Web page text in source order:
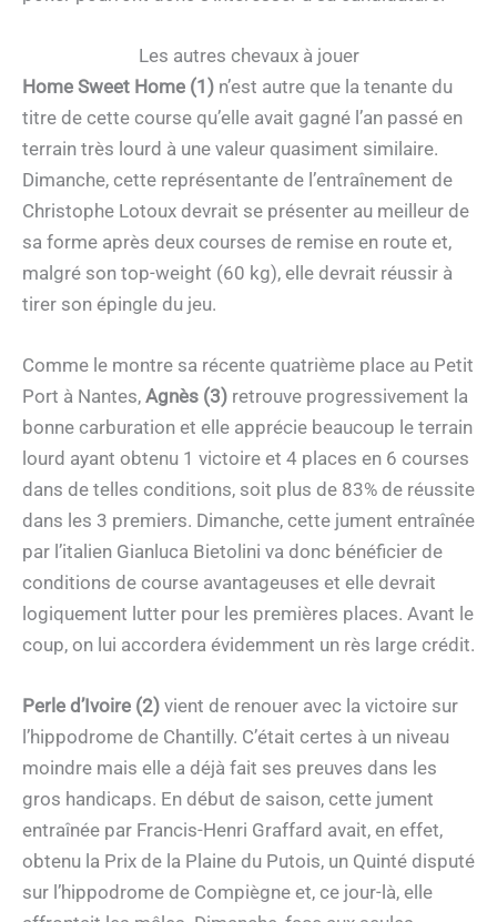
Les autres chevaux à jouer
Home Sweet Home (1) n’est autre que la tenante du
titre de cette course qu’elle avait gagné l’an passé en
terrain très lourd à une valeur quasiment similaire.
Dimanche, cette représentante de l’entraînement de
Christophe Lotoux devrait se présenter au meilleur de
sa forme après deux courses de remise en route et,
malgré son top-weight (60 kg), elle devrait réussir à
tirer son épingle du jeu.
Comme le montre sa récente quatrième place au Petit
Port à Nantes, Agnès (3) retrouve progressivement la
bonne carburation et elle apprécie beaucoup le terrain
lourd ayant obtenu 1 victoire et 4 places en 6 courses
dans de telles conditions, soit plus de 83% de réussite
dans les 3 premiers. Dimanche, cette jument entraînée
par l’italien Gianluca Bietolini va donc bénéficier de
conditions de course avantageuses et elle devrait
logiquement lutter pour les premières places. Avant le
coup, on lui accordera évidemment un rès large crédit.
Perle d’Ivoire (2) vient de renouer avec la victoire sur
l’hippodrome de Chantilly. C’était certes à un niveau
moindre mais elle a déjà fait ses preuves dans les
gros handicaps. En début de saison, cette jument
entraînée par Francis-Henri Graffard avait, en effet,
obtenu la Prix de la Plaine du Putois, un Quinté disputé
sur l’hippodrome de Compiègne et, ce jour-là, elle